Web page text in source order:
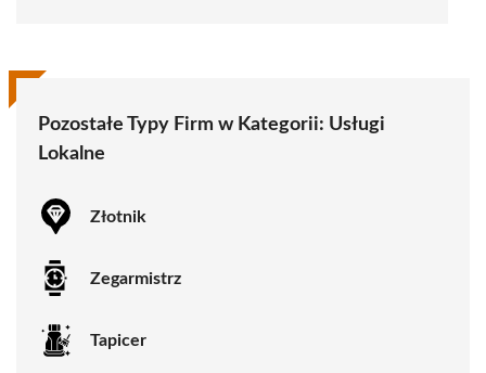
Pozostałe Typy Firm w Kategorii: Usługi
Lokalne
Złotnik
Zegarmistrz
Tapicer